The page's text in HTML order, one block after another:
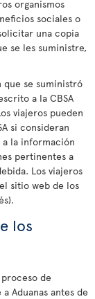
organismos
sociales o
una copia
se les suministre,
que se suministró
a la CBSA
viajeros pueden
si consideran
la información
pertinentes a
Los viajeros
sitio web de los
los
de
Aduanas antes de